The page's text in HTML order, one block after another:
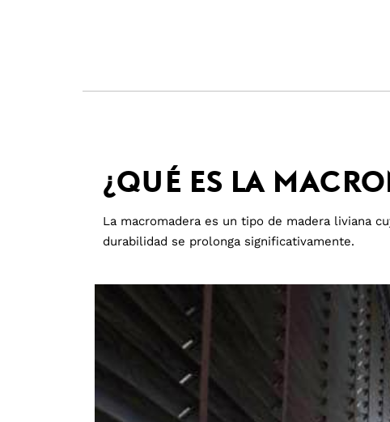
¿QUÉ ES LA
La macromadera es un tipo de madera liviana
durabilidad se prolonga significativamente.